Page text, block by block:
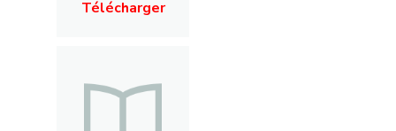
Télécharger